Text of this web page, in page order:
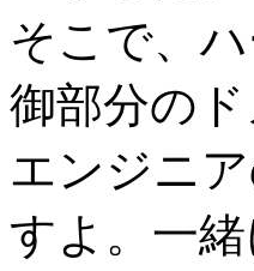
そこで、
御部分の
エンジニ
すよ。一